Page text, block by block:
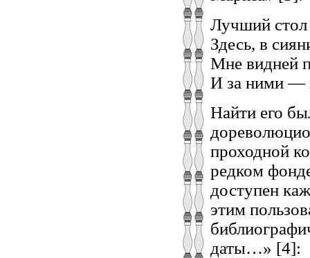
Лучший стол
Здесь, в
Мне видней
И за ними —
Найти его
проходной
редком
доступен
этим
даты…» [4]: